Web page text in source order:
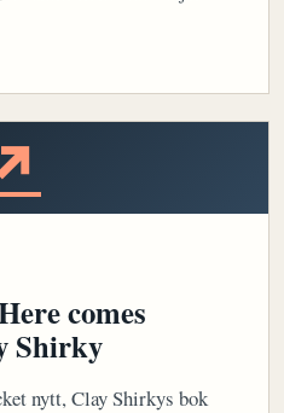
comes
Shirky
nytt, Clay Shirkys bok